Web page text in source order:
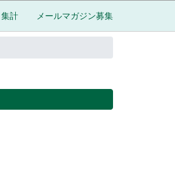
計 メールマガジン募集